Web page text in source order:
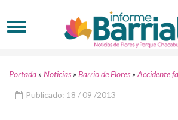
Portada »Noticias »Barrio de Flores »Accidente
Publicado: 18 / 09 /2013